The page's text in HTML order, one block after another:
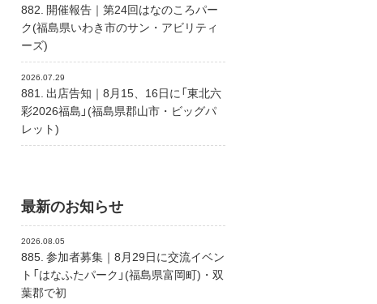
882. 開催報告｜第24回はなのころパー
ク(福島県いわき市のサン・アビリティ
ーズ)
2026.07.29
881. 出店告知｜8月15、16日に「東北六
彩2026福島」(福島県郡山市・ビッグパ
レット)
最新のお知らせ
2026.08.05
885. 参加者募集｜8月29日に交流イベン
ト「はなふたパーク」(福島県富岡町)・双
葉郡で初